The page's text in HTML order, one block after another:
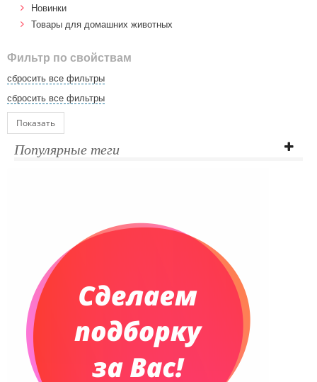
Новинки
Товары для домашних животных
Фильтр по свойствам
сбросить все фильтры
сбросить все фильтры
Показать
Популярные теги